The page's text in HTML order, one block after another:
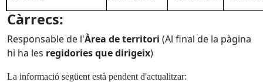
Càrrecs:
Responsable de l'Àrea de territori (Al final de la pàgina
hi ha les regidories que dirigeix)
La informació següent està pendent d'actualitzar: